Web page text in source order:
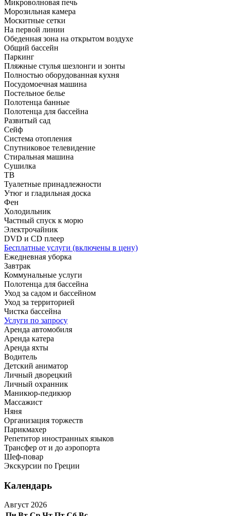
Микроволновая печь
Морозильная камера
Москитные сетки
На первой линии
Обеденная зона на открытом воздухе
Общий бассейн
Паркинг
Пляжные стулья шезлонги и зонты
Полностью оборудованная кухня
Посудомоечная машина
Постельное белье
Полотенца банные
Полотенца для бассейна
Развитый сад
Сейф
Система отопления
Спутниковое телевидение
Стиральная машина
Сушилка
ТВ
Туалетные принадлежности
Утюг и гладильная доска
Фен
Холодильник
Частный спуск к морю
Электрочайник
DVD и CD плеер
Бесплатные услуги (включены в цену)
Ежедневная уборка
Завтрак
Коммунальные услуги
Полотенца для бассейна
Уход за садом и бассейном
Уход за территорией
Чистка бассейна
Услуги по запросу
Аренда автомобиля
Аренда катера
Аренда яхты
Водитель
Детский аниматор
Личный дворецкий
Личный охранник
Маникюр-педикюр
Массажист
Няня
Организация торжеств
Парикмахер
Репетитор иностранных языков
Трансфер от и до аэропорта
Шеф-повар
Экскурсии по Греции
Календарь
Август 2026